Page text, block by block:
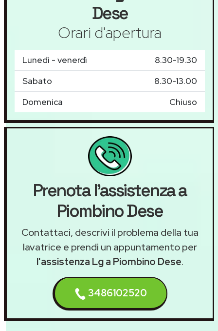
Dese
Orari d'apertura
Lunedì - venerdì
8.30-19.30
Sabato
8.30-13.00
Domenica
Chiuso
Prenota l'assistenza a
Piombino Dese
Contattaci, descrivi il problema della tua
lavatrice e prendi un appuntamento per
l'assistenza Lg a Piombino Dese.
3486102520